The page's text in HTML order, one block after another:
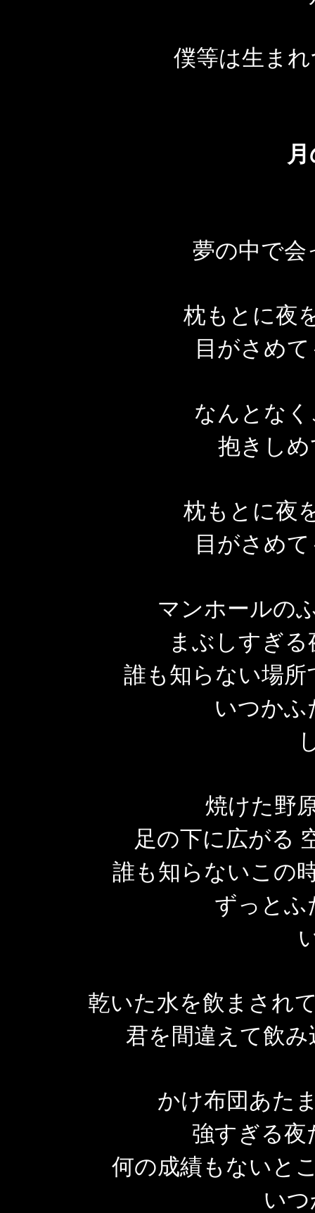
僕等は生ま
夢の中で会
枕もとに夜
目がさめ
なんとな
抱きし
枕もとに夜
目がさめ
マンホールの
まぶしすぎ
誰も知らない場
いつかふ
焼けた野
足の下に広がる
誰も知らないこの
ずっとふ
乾いた水を飲まされ
君を間違えて飲
かけ布団あた
強すぎる夜
何の成績もないと
い